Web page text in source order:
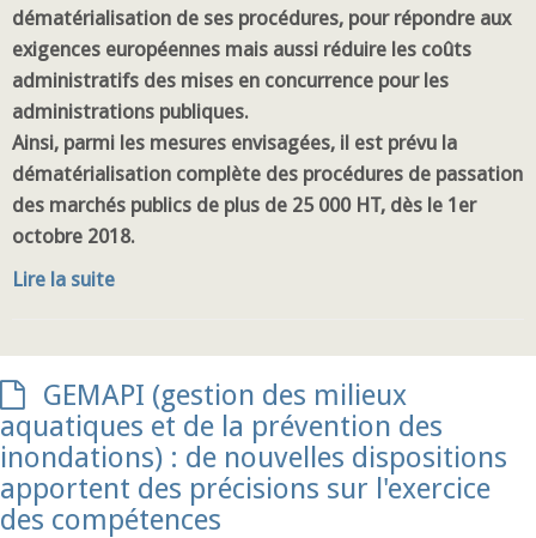
dématérialisation de ses procédures, pour répondre aux
exigences européennes mais aussi réduire les coûts
administratifs des mises en concurrence pour les
administrations publiques.
Ainsi, parmi les mesures envisagées, il est prévu la
dématérialisation complète des procédures de passation
des marchés publics de plus de 25 000 HT, dès le 1er
octobre 2018.
Lire la suite
GEMAPI (gestion des milieux
aquatiques et de la prévention des
inondations) : de nouvelles dispositions
apportent des précisions sur l'exercice
des compétences